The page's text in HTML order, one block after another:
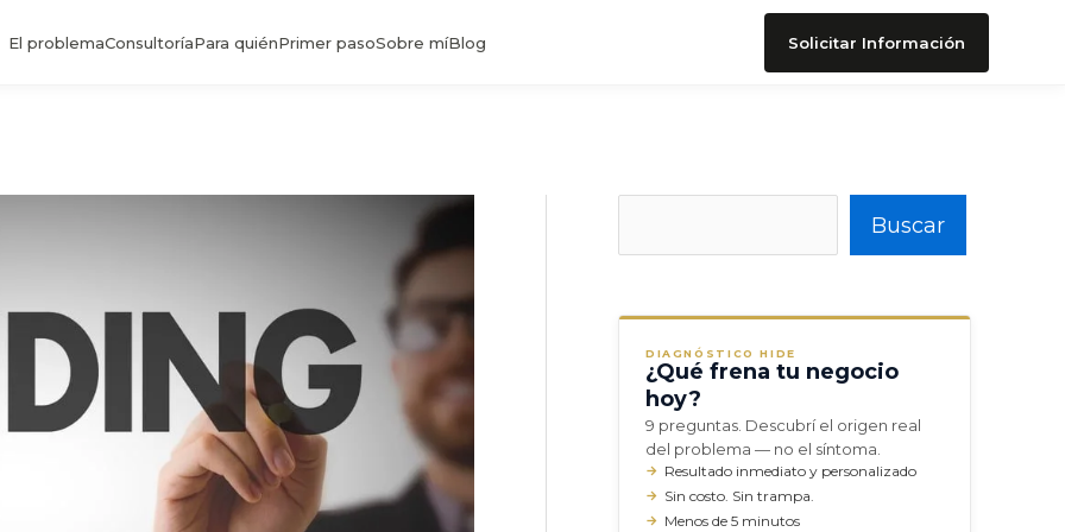
El problemaConsultoríaPara quiénPrimer pasoSobre míBlog Solicitar Información
Buscar
DIAGNÓSTICO HIDE
¿Qué frena tu negocio
hoy?
9 preguntas. Descubrí el origen real
del problema — no el síntoma.
Resultado inmediato y personalizado
Sin costo. Sin trampa.
Menos de 5 minutos